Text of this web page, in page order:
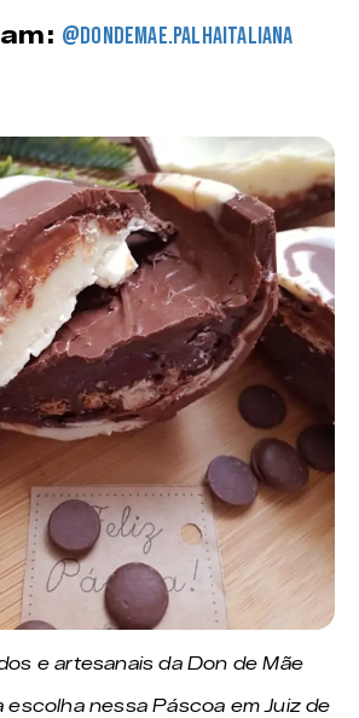
@dondemae.palhaitaliana
e artesanais da Don de Mãe
escolha nessa Páscoa em Juiz de